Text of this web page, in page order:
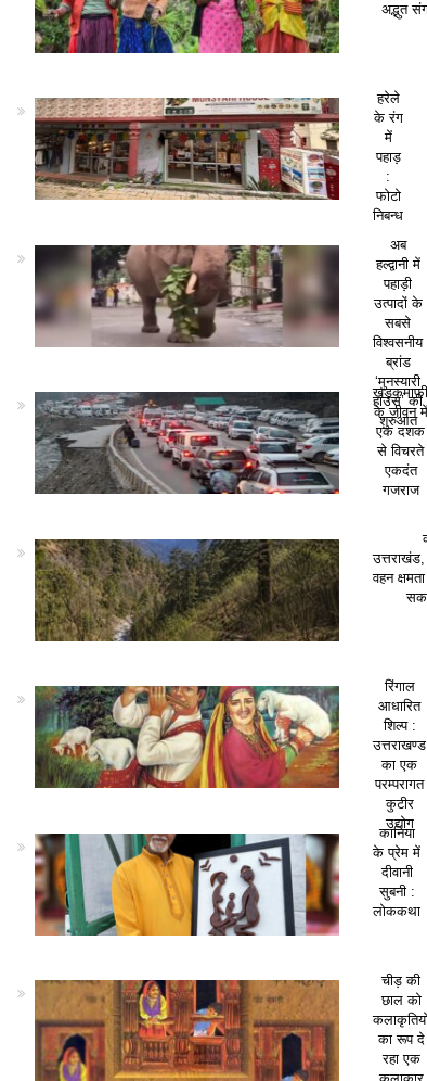
अद्भुत
हरेले
के रंग
में
पहाड़
:
फोटो
निबन्ध
अब
हल्द्वानी में
पहाड़ी
उत्पादों के
सबसे
विश्वसनीय
ब्रांड
‘मुनस्यारी
हाउस’ की
शुरुआत
के जीवन में
एक दशक
से विचरते
एकदंत
गजराज
उत्तराखंड,
वहन
रिंगाल
आधारित
शिल्प :
उत्तराखण्ड
का एक
परम्परागत
कुटीर
उद्योग
कानिया
के प्रेम में
दीवानी
सुबनी :
लोककथा
चीड़ की
छाल को
का रूप दे
रहा एक
कलाकार